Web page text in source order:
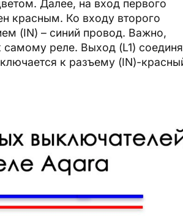
Далее, на вход первого
красным. Ко входу второго
(IN) – синий провод. Важно,
самому реле. Выход (L1)
к разъему (IN)-